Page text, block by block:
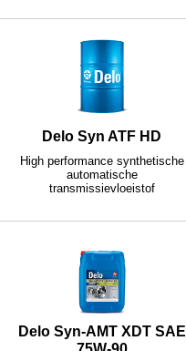
Delo Syn ATF HD
High performance synthetische
automatische
transmissievloeistof
Delo Syn-AMT XDT SAE